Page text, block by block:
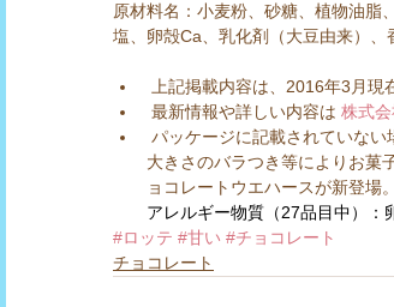
原材料名：小麦粉、砂糖、植物油脂
塩、卵殻Ca、乳化剤（大豆由来）、
上記掲載内容は、2016年3月現
最新情報や詳しい内容は 株式
大きさのバラつき等によりお菓
ョコレートウエハースが新登場。
アレルギー物質（27品目中）：
#ロッテ #甘い #チョコレート
チョコレート